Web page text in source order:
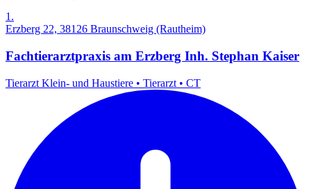
1.
Erzberg 22, 38126 Braunschweig (Rautheim)
Fachtierarztpraxis am Erzberg Inh. Stephan Kaiser
Tierarzt Klein- und Haustiere • Tierarzt • CT